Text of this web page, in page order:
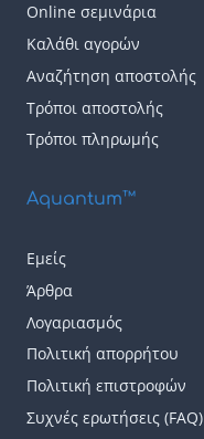
Online σεμινάρια
Καλάθι αγορών
Αναζήτηση αποστολής
Τρόποι αποστολής
Τρόποι πληρωμής
Aquantum™
Εμείς
Άρθρα
Λογαριασμός
Πολιτική απορρήτου
Πολιτική επιστροφών
Συχνές ερωτήσεις (FAQ)